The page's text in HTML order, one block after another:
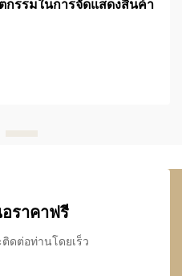
รรมในการจัดแสดงสินค้า
ราคาฟรี
ดต่อท่านโดยเร็ว